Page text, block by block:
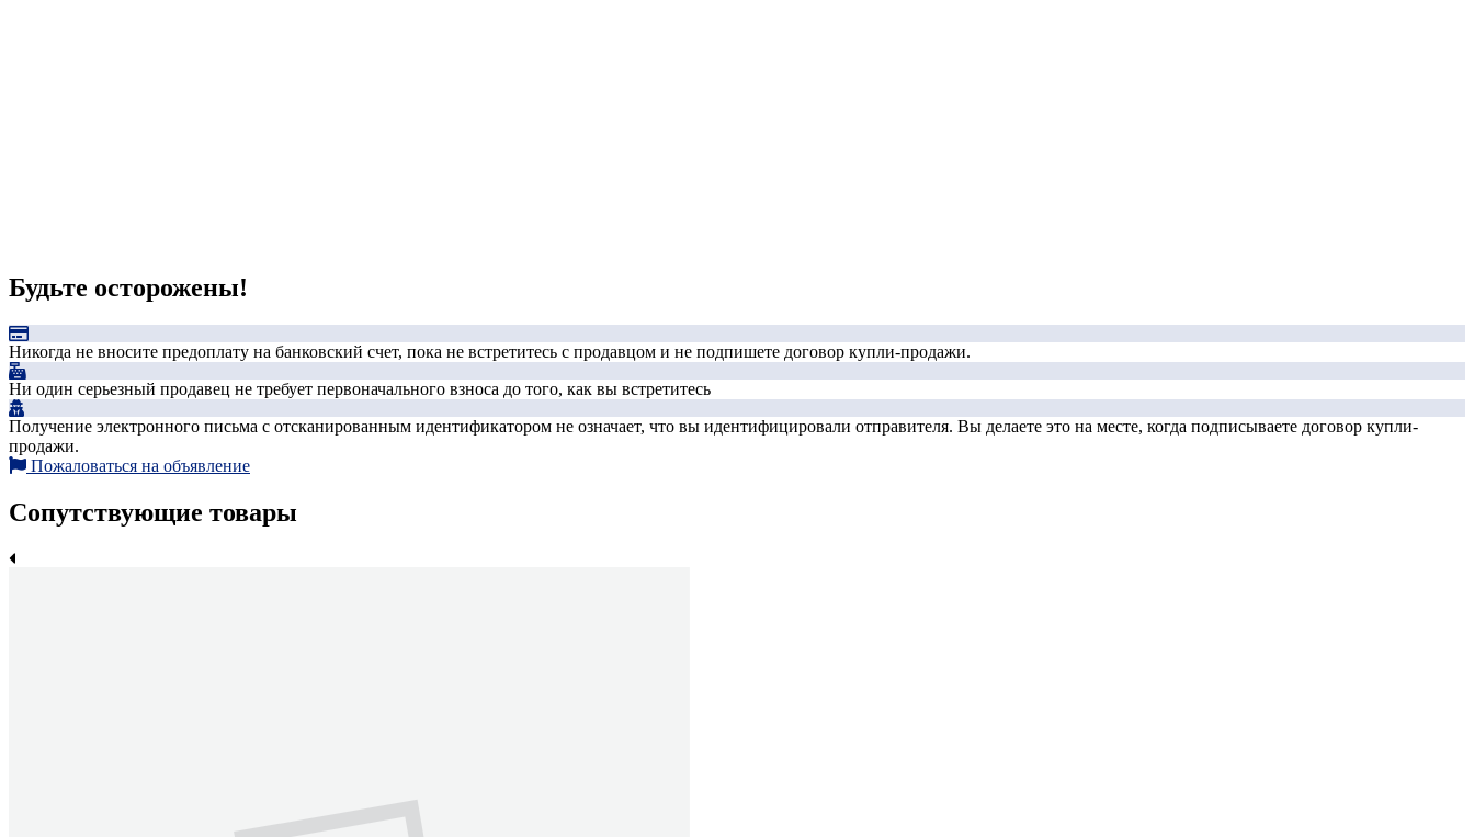
Будьте осторожены!
Никогда не вносите предоплату на банковский счет, пока не встретитесь с продавцом и не подпишете договор купли-продажи.
Ни один серьезный продавец не требует первоначального взноса до того, как вы встретитесь
Получение электронного письма с отсканированным идентификатором не означает, что вы идентифицировали отправителя. Вы делаете это на месте, когда подписываете договор купли-
продажи.
Пожаловаться на объявление
Сопутствующие товары